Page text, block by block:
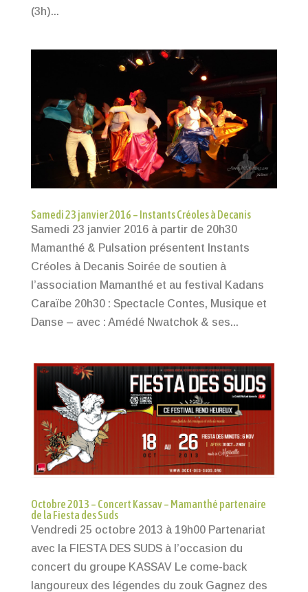
(3h)...
Samedi 23 janvier 2016 – Instants Créoles à Decanis
Samedi 23 janvier 2016 à partir de 20h30
Mamanthé & Pulsation présentent Instants
Créoles à Decanis Soirée de soutien à
l’association Mamanthé et au festival Kadans
Caraïbe 20h30 : Spectacle Contes, Musique et
Danse – avec : Amédé Nwatchok & ses...
Octobre 2013 – Concert Kassav – Mamanthé partenaire
de la Fiesta des Suds
Vendredi 25 octobre 2013 à 19h00 Partenariat
avec la FIESTA DES SUDS à l’occasion du
concert du groupe KASSAV Le come-back
langoureux des légendes du zouk Gagnez des